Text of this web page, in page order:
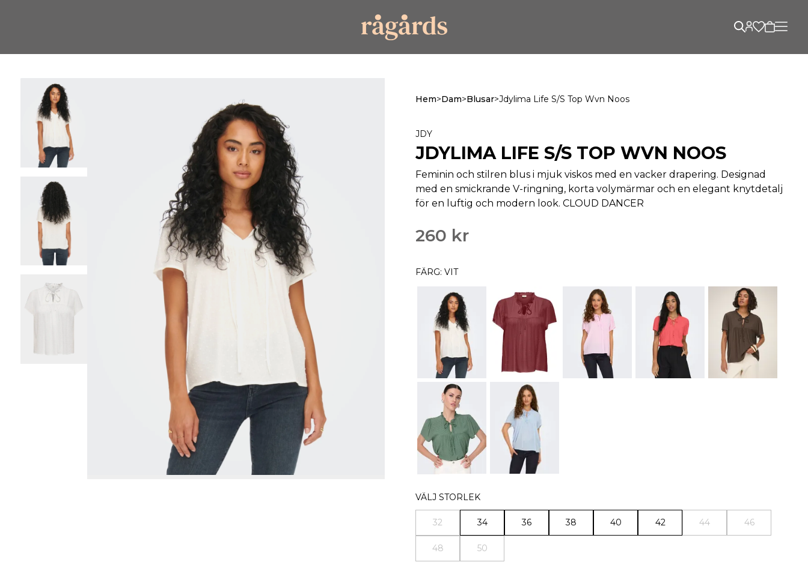
Hem>Dam>Blusar>Jdylima Life S/s Top Wvn Noos
JDY
JDYLIMA LIFE S/S TOP WVN NOOS
Feminin och stilren blus i mjuk viskos med en vacker drapering. Designad
med en smickrande V-ringning, korta volymärmar och en elegant knytdetalj
för en luftig och modern look. CLOUD DANCER
260 kr
FÄRG: VIT
VÄLJ STORLEK
32 34 36 38 40 42 44 46
48 50